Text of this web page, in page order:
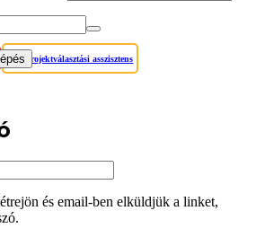
Projektválasztási asszisztens
és email-ben elküldjük a linket,